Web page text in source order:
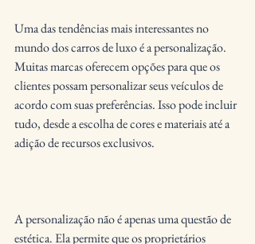
Uma das tendências mais interessantes no
mundo dos carros de luxo é a personalização.
Muitas marcas oferecem opções para que os
clientes possam personalizar seus veículos de
acordo com suas preferências. Isso pode incluir
tudo, desde a escolha de cores e materiais até a
adição de recursos exclusivos.
A personalização não é apenas uma questão de
estética. Ela permite que os proprietários